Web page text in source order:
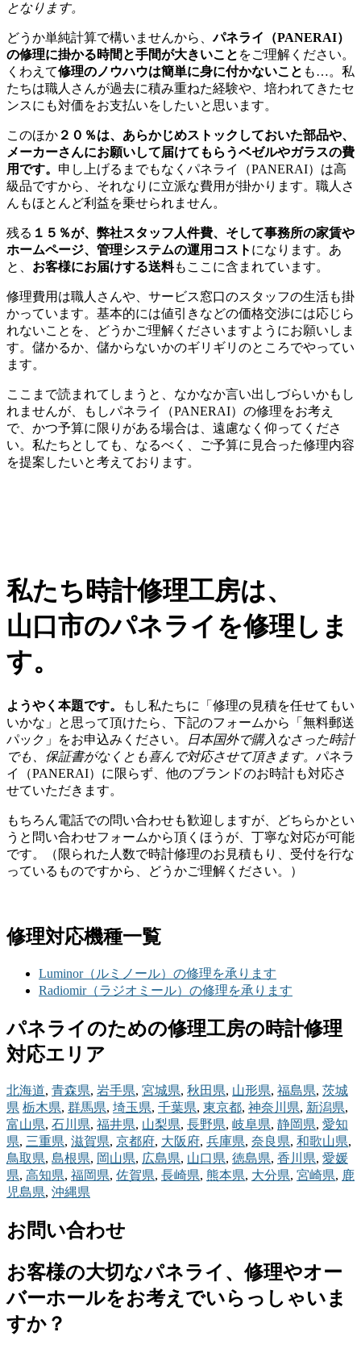
となります。
どうか単純計算で構いませんから、パネライ（PANERAI）
の修理に掛かる時間と手間が大きいこと をご理解ください。
くわえて修理のノウハウは簡単に身に付かないこと も…。私
たちは職人さんが過去に積み重ねた経験や、培われてきたセ
ンスにも対価をお支払いをしたいと思います。
このほか ２０％は、あらかじめストックしておいた部品や、
メーカーさんにお願いして届けてもらうベゼルやガラスの費
用です。 申し上げるまでもなくパネライ（PANERAI）は高
級品ですから、それなりに立派な費用が掛かります。職人さ
んもほとんど利益を乗せられません。
残る １５％が、弊社スタッフ人件費、そして事務所の家賃や
ホームページ、管理システムの運用コスト になります。あ
と、 お客様にお届けする送料もここに含まれています。
修理費用は職人さんや、サービス窓口のスタッフの生活も掛
かっています。基本的には値引きなどの価格交渉には応じら
れないことを、どうかご理解くださいますようにお願いしま
す。儲かるか、儲からないかのギリギリのところでやってい
ます。
ここまで読まれてしまうと、なかなか言い出しづらいかもし
れませんが、もしパネライ（PANERAI）の修理をお考え
で、かつ予算に限りがある場合は、遠慮なく仰ってくださ
い。私たちとしても、なるべく、ご予算に見合った修理内容
を提案したいと考えております。
私たち時計修理工房は、
山口市のパネライを修理しま
す。
ようやく本題です。
もし私たちに「修理の見積を任せてもい
いかな」と思って頂けたら、下記のフォームから「無料郵送
パック」をお申込みください。
日本国外で購入なさった時計
でも、保証書がなくとも喜んで対応させて頂きます。 パネラ
イ（PANERAI）に限らず、他のブランドのお時計も対応さ
せていただきます。
もちろん電話での問い合わせも歓迎しますが、どちらかとい
うと問い合わせフォームから頂くほうが、丁寧な対応が可能
です。（限られた人数で時計修理のお見積もり、受付を行な
っているものですから、どうかご理解ください。）
修理対応機種一覧
Luminor（ルミノール）の修理を承ります
Radiomir（ラジオミール）の修理を承ります
パネライのための修理工房の時計修理
対応エリア
北海道, 青森県, 岩手県, 宮城県, 秋田県, 山形県, 福島県, 茨城
県 栃木県, 群馬県, 埼玉県, 千葉県, 東京都, 神奈川県, 新潟県,
富山県, 石川県, 福井県, 山梨県, 長野県, 岐阜県, 静岡県, 愛知
県, 三重県, 滋賀県, 京都府, 大阪府, 兵庫県, 奈良県, 和歌山県,
鳥取県, 島根県, 岡山県, 広島県, 山口県, 徳島県, 香川県, 愛媛
県, 高知県, 福岡県, 佐賀県, 長崎県, 熊本県, 大分県, 宮崎県, 鹿
児島県, 沖縄県
お問い合わせ
お客様の大切なパネライ、修理やオー
バーホールをお考えでいらっしゃいま
すか？